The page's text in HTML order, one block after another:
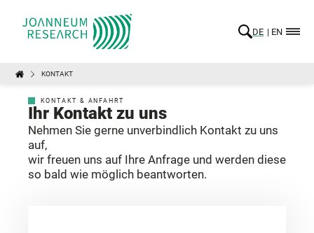
DE EN
KONTAKT
KONTAKT & ANFAHRT
Ihr Kontakt zu uns
Nehmen Sie gerne unverbindlich Kontakt zu uns
auf,
wir freuen uns auf Ihre Anfrage und werden diese
so bald wie möglich beantworten.